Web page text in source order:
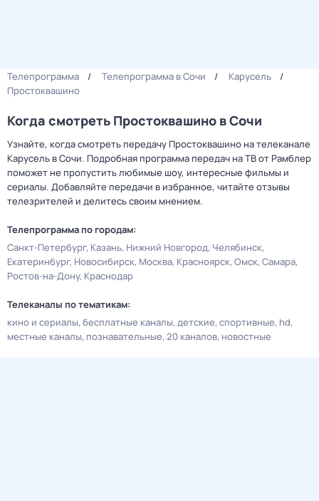
Телепрограмма Телепрограмма в Сочи
Карусель
Простоквашино
Когда смотреть Простоквашино в Сочи
Узнайте, когда смотреть передачу Простоквашино на телеканале
Карусель в Сочи. Подробная программа передач на ТВ от Рамблер
поможет не пропустить любимые шоу, интересные фильмы и
сериалы. Добавляйте передачи в избранное, читайте отзывы
телезрителей и делитесь своим мнением.
Телепрограмма по городам:
Санкт-Петербург Казань Нижний Новгород Челябинск
Екатеринбург Новосибирск Москва Красноярск Омск Самара
Ростов-на-Дону Краснодар
Телеканалы по тематикам:
кино и сериалы бесплатные каналы детские спортивные hd
местные каналы познавательные 20 каналов новостные